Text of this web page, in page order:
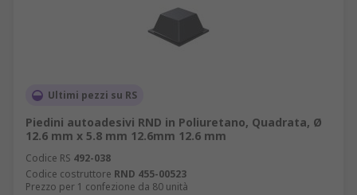
Ultimi pezzi su RS
Piedini autoadesivi RND in Poliuretano, Quadrata, Ø
12.6 mm x 5.8 mm 12.6mm 12.6 mm
Codice RS 492-038
Codice costruttore RND 455-00523
Prezzo per 1 confezione da 80 unità